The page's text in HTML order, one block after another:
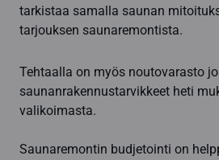
tarkistaa samalla saunan
tarjouksen saunaremontista.
Tehtaalla on myös noutovarasto
saunanrakennustarvikkeet heti
valikoimasta.
Saunaremontin budjetointi on